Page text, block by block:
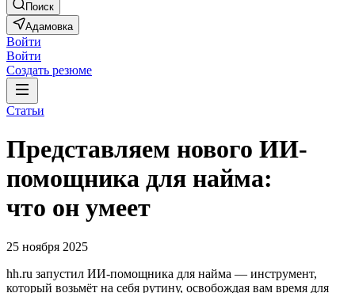
Поиск
Адамовка
Войти
Войти
Создать резюме
Статьи
Представляем нового ИИ-
помощника для найма:
что он умеет
25 ноября 2025
hh.ru запустил ИИ-помощника для найма — инструмент,
который возьмёт на себя рутину, освобождая вам время для